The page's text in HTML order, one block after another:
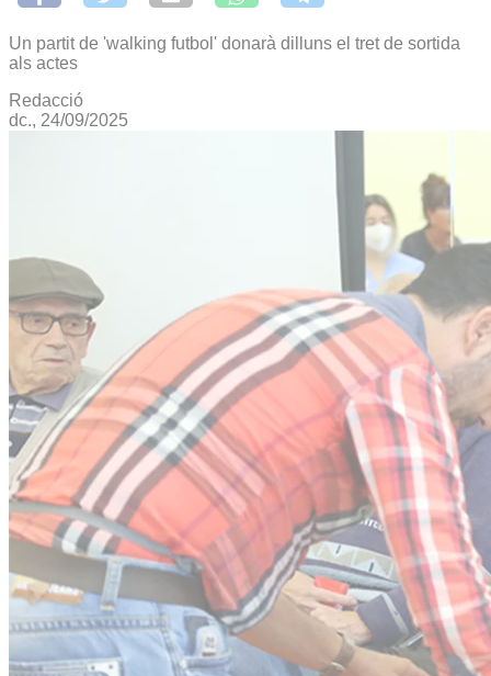
Un partit de 'walking futbol' donarà dilluns el tret de sortida
als actes
Redacció
dc., 24/09/2025